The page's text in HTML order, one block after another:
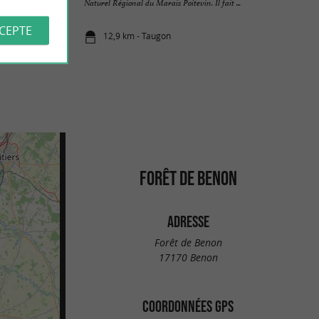
...
Naturel Régional du Marais Poitevin. Il fait ...
12,9 km - Taugon
FORÊT DE BENON
ADRESSE
Forêt de Benon
17170 Benon
COORDONNÉES GPS